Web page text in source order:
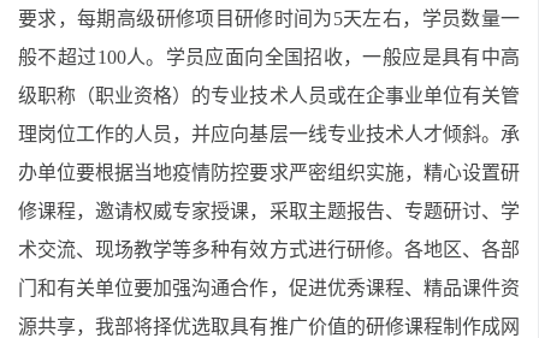
要求，每期高级研修项目研修时间为5天左右，学员数量一
般不超过100人。学员应面向全国招收，一般应是具有中高
级职称（职业资格）的专业技术人员或在企事业单位有关管
理岗位工作的人员，并应向基层一线专业技术人才倾斜。承
办单位要根据当地疫情防控要求严密组织实施，精心设置研
修课程，邀请权威专家授课，采取主题报告、专题研讨、学
术交流、现场教学等多种有效方式进行研修。各地区、各部
门和有关单位要加强沟通合作，促进优秀课程、精品课件资
源共享，我部将择优选取具有推广价值的研修课程制作成网